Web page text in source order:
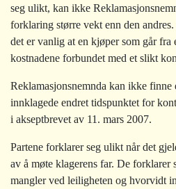
seg ulikt, kan ikke
forklaring større vekt enn den
det er vanlig at en kjøper som går fra
kostnadene forbundet med et slikt
Reklamasjonsnemnda kan ikke
innklagede endret tidspunktet for
i akseptbrevet av 11. mars 2007.
Partene forklarer seg ulikt når det
av å møte klagerens far. De forklarer
mangler ved leiligheten og hvorvidt